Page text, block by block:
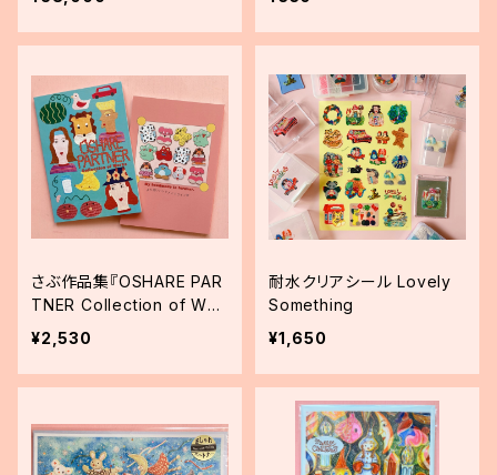
さぶ作品集『OSHARE PAR
TNER Collection of Wor
ks』
¥2,530
耐水クリアシール Lovely
Something
¥1,650